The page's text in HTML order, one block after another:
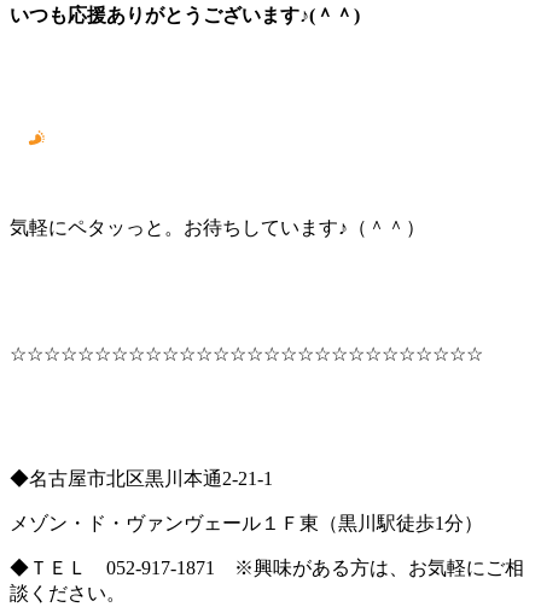
いつも応援ありがとうございます♪(＾＾)
気軽にペタッっと。お待ちしています♪（＾＾）
☆☆☆☆☆☆☆☆☆☆☆☆☆☆☆☆☆☆☆☆☆☆☆☆☆☆☆☆
◆名古屋市北区黒川本通2-21-1
メゾン・ド・ヴァンヴェール１Ｆ東（黒川駅徒歩1分）
◆ＴＥＬ 052-917-1871 ※興味がある方は、お気軽にご相
談ください。